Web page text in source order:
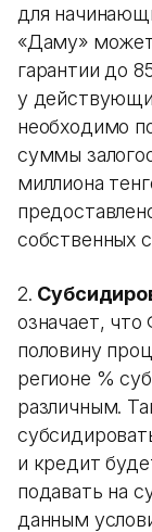
для
«Даму»
гарантии до
у
необходимо
суммы
миллиона
собственных
2.
означает,
половину
регионе %
различным.
и кредит
подавать на
данным